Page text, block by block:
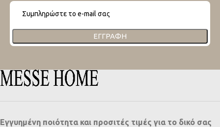
ΕΓΓΡΑΦΉ
Εγγυημένη ποιότητα και προσιτές τιμές για το δικό σας